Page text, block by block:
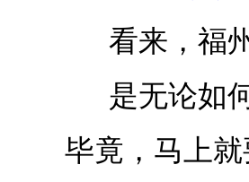
看来，福
是无论如
毕竟，马上